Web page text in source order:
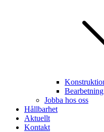
Bearbetning
Jobba hos oss
Hållbarhet
Aktuellt
Kontakt